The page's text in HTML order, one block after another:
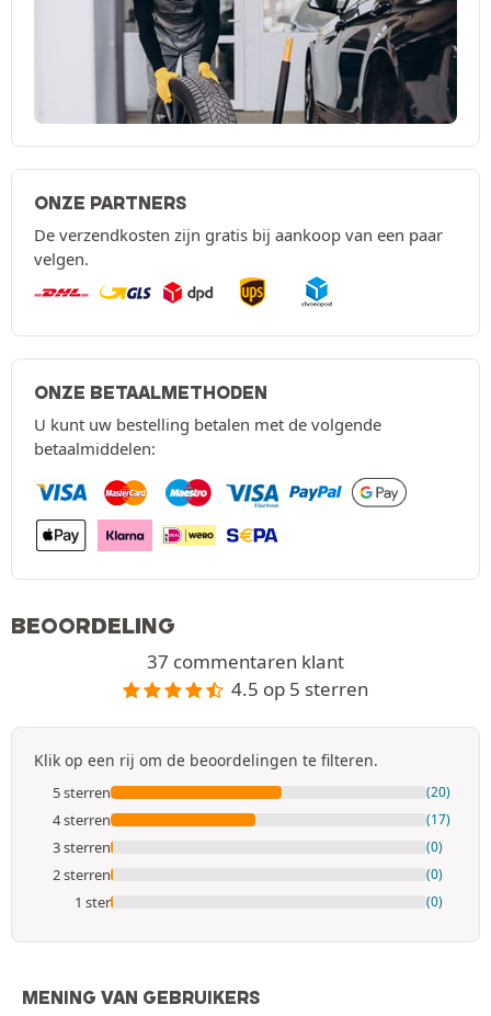
ONZE PARTNERS
De verzendkosten zijn gratis bij aankoop van een paar
velgen.
ONZE BETAALMETHODEN
U kunt uw bestelling betalen met de volgende
betaalmiddelen:
BEOORDELING
37 commentaren klant
4.5 op 5 sterren
Klik op een rij om de beoordelingen te filteren.
5 sterren (20)
4 sterren (17)
3 sterren (0)
2 sterren (0)
1 ster (0)
MENING VAN GEBRUIKERS